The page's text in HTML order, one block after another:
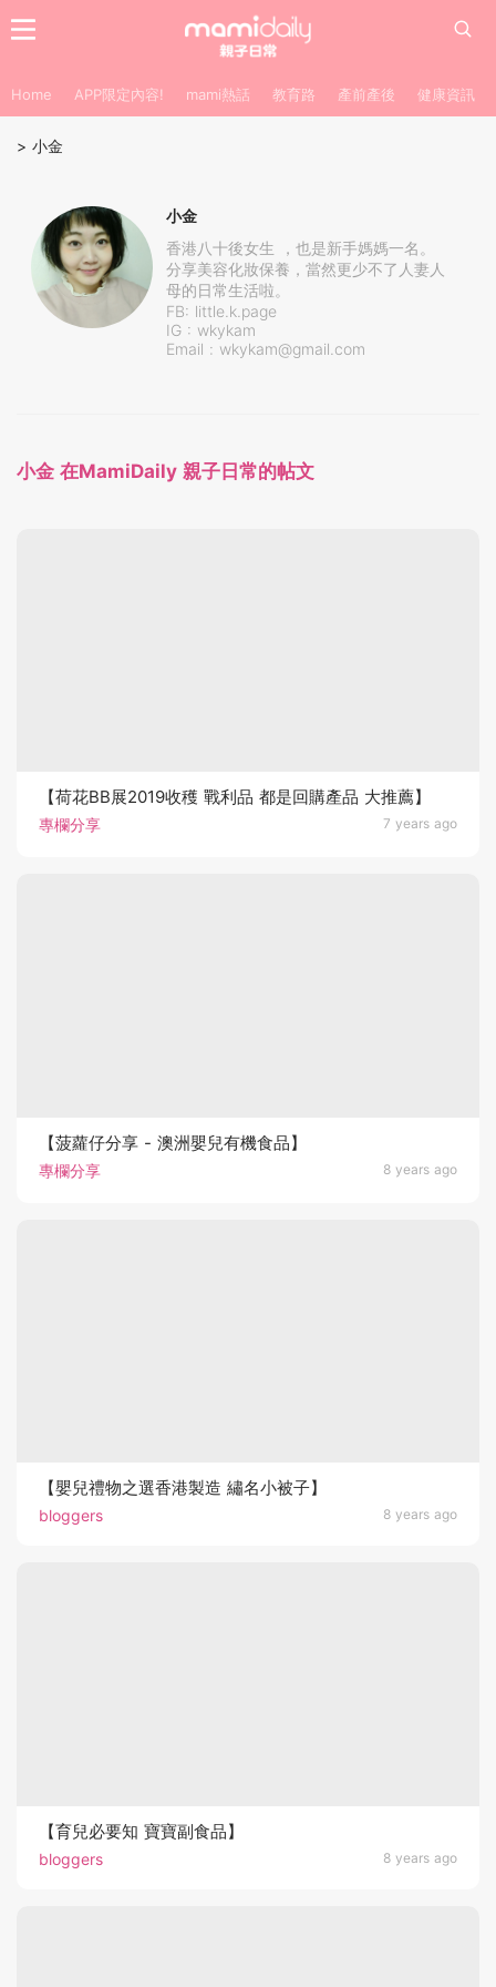
Home APP限定內容! mami熱話 教育路 產前產後 健康資訊
> 小金
小金
香港八十後女生 ，也是新手媽媽一名。
分享美容化妝保養，當然更少不了人妻人
母的日常生活啦。
FB: little.k.page
IG : wkykam
Email : wkykam@gmail.com
小金 在MamiDaily 親子日常的帖文
專欄分享 7 years ago
【荷花BB展2019收穫 戰利品 都是回購產品 大推薦】
專欄分享 8 years ago
【菠蘿仔分享 - 澳洲嬰兒有機食品】
bloggers 8 years ago
【嬰兒禮物之選香港製造 繡名小被子】
bloggers 8 years ago
【育兒必要知 寶寶副食品】